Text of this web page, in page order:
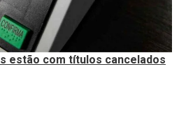
estão com títulos cancelados